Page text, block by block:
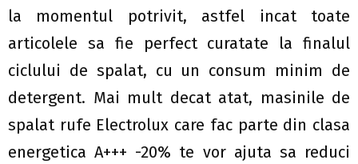
la momentul potrivit, astfel incat toate
articolele sa fie perfect curatate la finalul
ciclului de spalat, cu un consum minim de
detergent. Mai mult decat atat, masinile de
spalat rufe Electrolux care fac parte din clasa
energetica A+++ -20% te vor ajuta sa reduci